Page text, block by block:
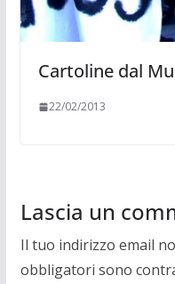
Cartoline dal
22/02/2013
Lascia un
Il tuo indirizzo email
obbligatori sono